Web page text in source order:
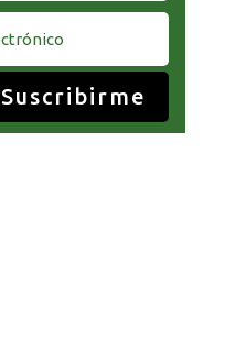
Suscribirme